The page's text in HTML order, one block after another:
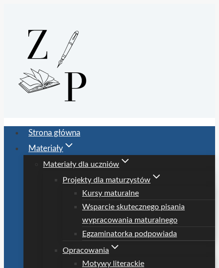
Strona główna
Materiały
Materiały dla uczniów
Projekty dla maturzystów
Kursy maturalne
Wsparcie skutecznego pisania
wypracowania maturalnego
Egzaminatorka podpowiada
Opracowania
Motywy literackie